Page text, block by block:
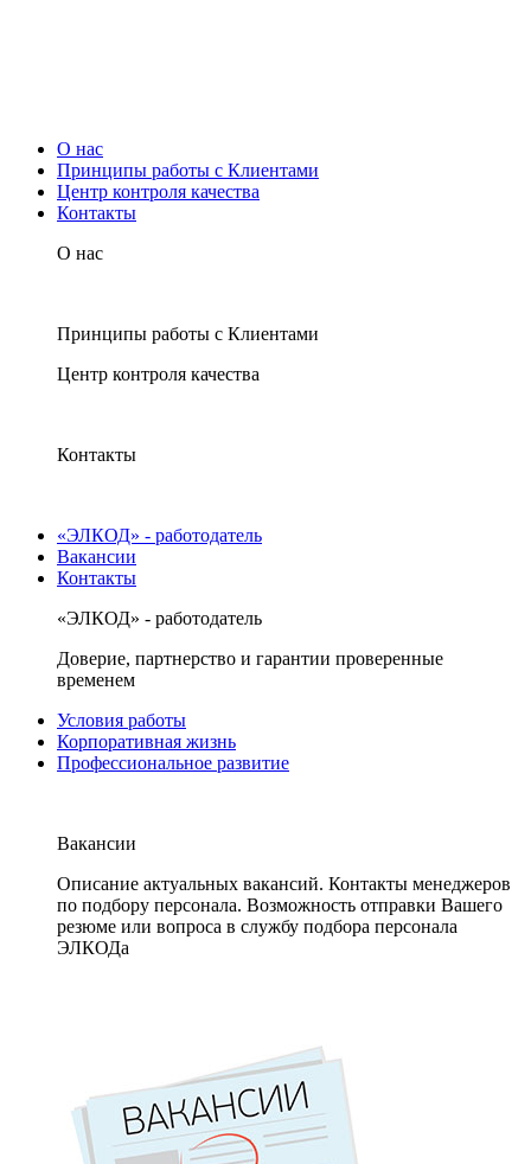
О нас
Принципы работы с Клиентами
Центр контроля качества
Контакты
О нас
Принципы работы с Клиентами
Центр контроля качества
Контакты
«ЭЛКОД» - работодатель
Вакансии
Контакты
«ЭЛКОД» - работодатель
Доверие, партнерство и гарантии проверенные
временем
Условия работы
Корпоративная жизнь
Профессиональное развитие
Вакансии
Описание актуальных вакансий. Контакты менеджеров
по подбору персонала. Возможность отправки Вашего
резюме или вопроса в службу подбора персонала
ЭЛКОДа